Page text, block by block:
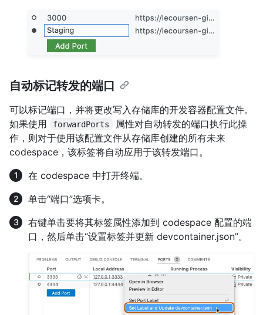
自动标记转发的端口
可以标记端口，并将更改写入存储库的开发容器配置文件。
如果使用
forwardPorts
属性对自动转发的端口执行此操
作，则对于使用该配置文件从存储库创建的所有未来
codespace，该标签将自动应用于该转发端口。
在 codespace 中打开终端。
单击“端口”选项卡。
右键单击要将其标签属性添加到 codespace 配置的端
口，然后单击“设置标签并更新 devcontainer.json”。